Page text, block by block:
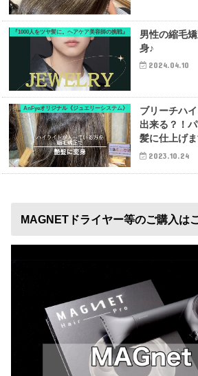
『1000人をツヤ髪に。ヘアケア美容師の挑戦』
男性の縮毛
身♪
2024.04.10
AnFyeオリジナル《ジュエリーシステム》
ブリーチハ
出来る？！
髪に仕上げま
2023.10.24
MAGNETドライヤー等のご購入は